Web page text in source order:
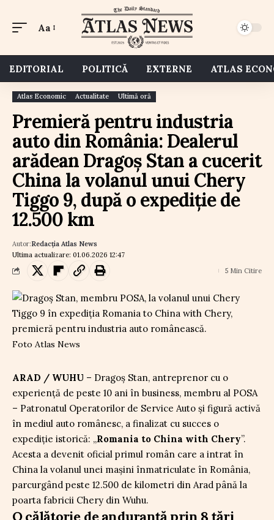
Aa
EDITORIAL POLITICĂ EXTERNE ATLAS
Atlas Economic Actualitate Ultimă oră
Premieră pentru industria
auto din România: Dealerul
arădean Dragoș Stan a cucerit
China la volanul unui Chery
Tiggo 9, după o expediție de
12.500 km
Ultima actualizare: 01.06.2026 12:47
Autor:Redacția Atlas News
5 Min Citire
Foto Atlas News
ARAD / WUHU – Dragoș Stan, antreprenor cu o
experiență de peste 10 ani în business, membru al POSA
– Patronatul Operatorilor de Service Auto și figură activă
în mediul auto românesc, a finalizat cu succes o
expediție istorică: „Romania to China with Chery”.
Acesta a devenit oficial primul român care a intrat în
China la volanul unei mașini înmatriculate în România,
parcurgând peste 12.500 de kilometri din Arad până la
poarta fabricii Chery din Wuhu.
O călătorie de anduranță prin 8 țări